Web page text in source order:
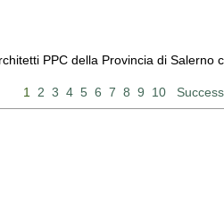
PPC della Provincia di
1 2 3 4 5 6 7 8 9 10